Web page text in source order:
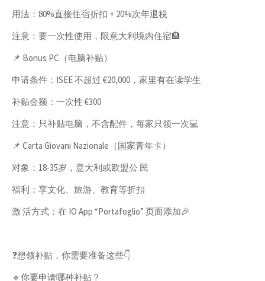
用法：80%直接住宿折扣 + 20%次年退税
注意：要一次性使用，限意大利境内住宿🏨
📌 Bonus PC（电脑补贴）
申请条件：ISEE 不超过 €20,000，家里有在读学生
补贴金额：一次性 €300
注意：只补贴电脑，不含配件，每家只领一次💻
📌 Carta Giovani Nazionale（国家青年卡）
对象：18-35岁，意大利或欧盟公 民
福利：享文化、旅游、教育等折扣
激 活方式：在 IO App “Portafoglio” 页面添加🎉
❓想领补贴，你需要准备这些👇
🔹你要申请哪种补贴？